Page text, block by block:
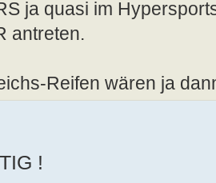
ja quasi im
antreten.
Reifen wären ja
!